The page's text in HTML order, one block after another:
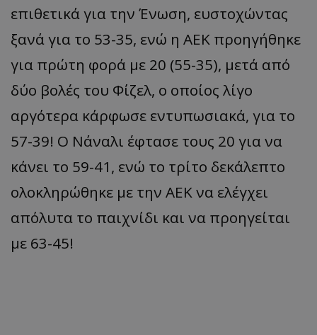
επιθετικά για την Ένωση, ευστοχώντας
ξανά για το 53-35, ενώ η ΑΕΚ προηγήθηκε
για πρώτη φορά με 20 (55-35), μετά από
δύο βολές του Φίζελ, ο οποίος λίγο
αργότερα κάρφωσε εντυπωσιακά, για το
57-39! Ο Νάναλι έφτασε τους 20 για να
κάνει το 59-41, ενώ το τρίτο δεκάλεπτο
ολοκληρώθηκε με την ΑΕΚ να ελέγχει
απόλυτα το παιχνίδι και να προηγείται
με 63-45!